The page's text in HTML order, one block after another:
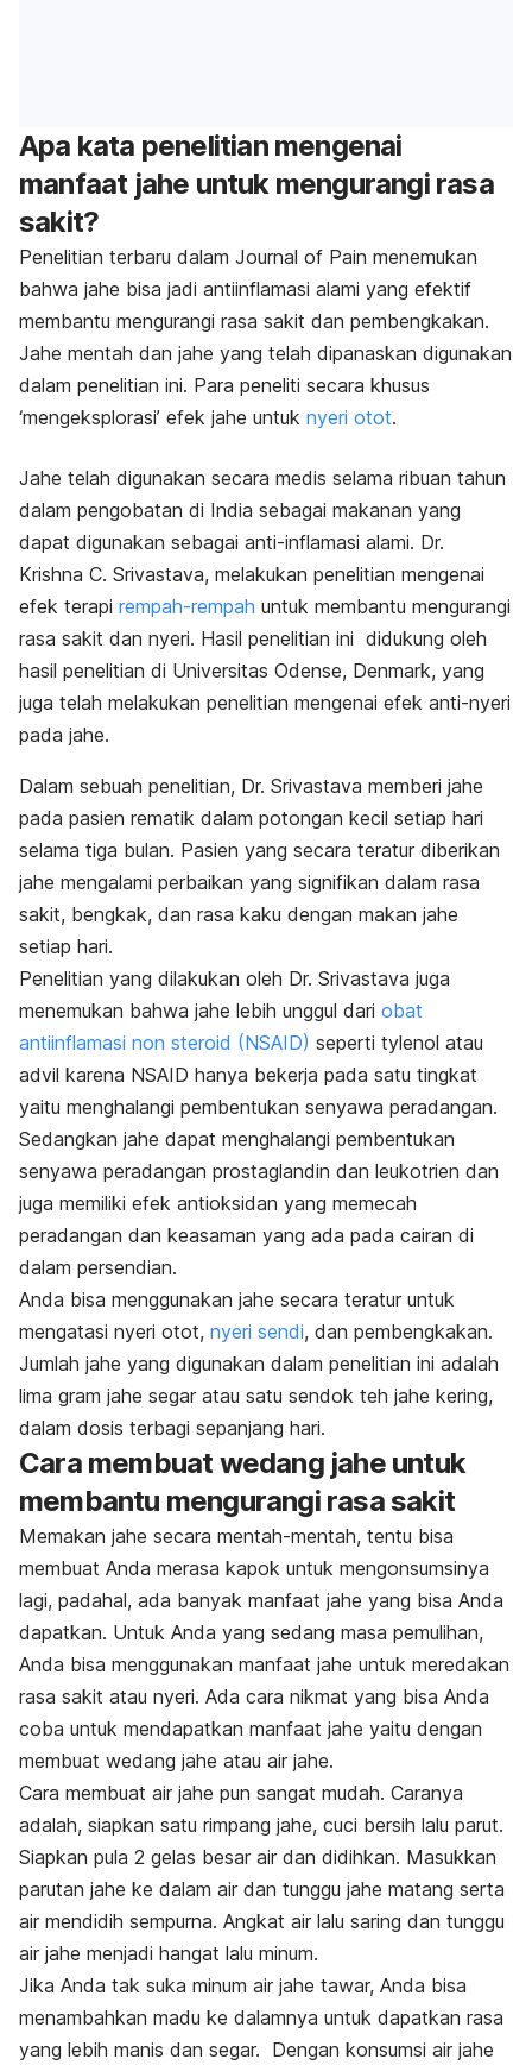
Apa kata penelitian mengenai
manfaat jahe untuk mengurangi rasa
sakit?
Penelitian terbaru dalam Journal of Pain menemukan
bahwa jahe bisa jadi antiinflamasi alami yang efektif
membantu mengurangi rasa sakit dan pembengkakan.
Jahe mentah dan jahe yang telah dipanaskan digunakan
dalam penelitian ini. Para peneliti secara khusus
‘mengeksplorasi’ efek jahe untuk nyeri otot.
Jahe telah digunakan secara medis selama ribuan tahun
dalam pengobatan di India sebagai makanan yang
dapat digunakan sebagai anti-inflamasi alami. Dr.
Krishna C. Srivastava, melakukan penelitian mengenai
efek terapi rempah-rempah untuk membantu mengurangi
rasa sakit dan nyeri. Hasil penelitian ini didukung oleh
hasil penelitian di Universitas Odense, Denmark, yang
juga telah melakukan penelitian mengenai efek anti-nyeri
pada jahe.
Dalam sebuah penelitian, Dr. Srivastava memberi jahe
pada pasien rematik dalam potongan kecil setiap hari
selama tiga bulan. Pasien yang secara teratur diberikan
jahe mengalami perbaikan yang signifikan dalam rasa
sakit, bengkak, dan rasa kaku dengan makan jahe
setiap hari.
Penelitian yang dilakukan oleh Dr. Srivastava juga
menemukan bahwa jahe lebih unggul dari obat
antiinflamasi non steroid (NSAID) seperti tylenol atau
advil karena NSAID hanya bekerja pada satu tingkat
yaitu menghalangi pembentukan senyawa peradangan.
Sedangkan jahe dapat menghalangi pembentukan
senyawa peradangan prostaglandin dan leukotrien dan
juga memiliki efek antioksidan yang memecah
peradangan dan keasaman yang ada pada cairan di
dalam persendian.
Anda bisa menggunakan jahe secara teratur untuk
mengatasi nyeri otot, nyeri sendi, dan pembengkakan.
Jumlah jahe yang digunakan dalam penelitian ini adalah
lima gram jahe segar atau satu sendok teh jahe kering,
dalam dosis terbagi sepanjang hari.
Cara membuat wedang jahe untuk
membantu mengurangi rasa sakit
Memakan jahe secara mentah-mentah, tentu bisa
membuat Anda merasa kapok untuk mengonsumsinya
lagi, padahal, ada banyak manfaat jahe yang bisa Anda
dapatkan. Untuk Anda yang sedang masa pemulihan,
Anda bisa menggunakan manfaat jahe untuk meredakan
rasa sakit atau nyeri. Ada cara nikmat yang bisa Anda
coba untuk mendapatkan manfaat jahe yaitu dengan
membuat wedang jahe atau air jahe.
Cara membuat air jahe pun sangat mudah. Caranya
adalah, siapkan satu rimpang jahe, cuci bersih lalu parut.
Siapkan pula 2 gelas besar air dan didihkan. Masukkan
parutan jahe ke dalam air dan tunggu jahe matang serta
air mendidih sempurna. Angkat air lalu saring dan tunggu
air jahe menjadi hangat lalu minum.
Jika Anda tak suka minum air jahe tawar, Anda bisa
menambahkan madu ke dalamnya untuk dapatkan rasa
yang lebih manis dan segar. Dengan konsumsi air jahe